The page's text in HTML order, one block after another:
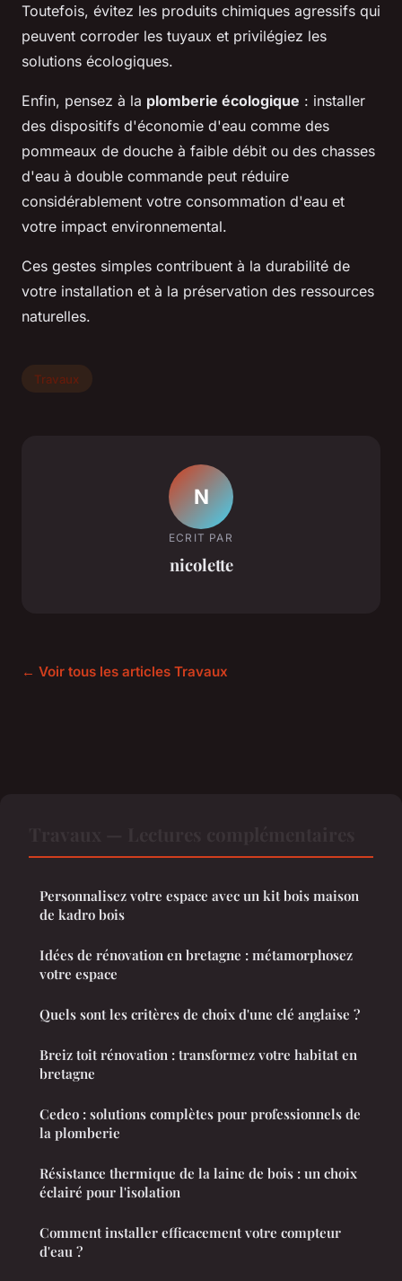
Toutefois, évitez les produits chimiques agressifs qui
peuvent corroder les tuyaux et privilégiez les
solutions écologiques.
Enfin, pensez à la plomberie écologique : installer
des dispositifs d'économie d'eau comme des
pommeaux de douche à faible débit ou des chasses
d'eau à double commande peut réduire
considérablement votre consommation d'eau et
votre impact environnemental.
Ces gestes simples contribuent à la durabilité de
votre installation et à la préservation des ressources
naturelles.
Travaux
N
ECRIT PAR
nicolette
← Voir tous les articles Travaux
Personnalisez votre espace avec un kit bois maison
de kadro bois
Idées de rénovation en bretagne : métamorphosez
votre espace
Quels sont les critères de choix d'une clé anglaise ?
Breiz toit rénovation : transformez votre habitat en
bretagne
Cedeo : solutions complètes pour professionnels de
la plomberie
Résistance thermique de la laine de bois : un choix
éclairé pour l'isolation
Comment installer efficacement votre compteur
d'eau ?